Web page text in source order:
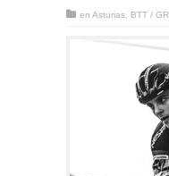
en Asturias BTT /